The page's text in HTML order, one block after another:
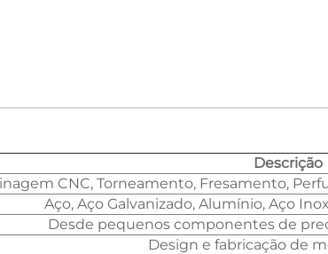
Descrição
CNC, Torneamento, Fresamento,
Aço, Aço Galvanizado, Alumínio, Aço
Desde pequenos componentes de
Design e fabricação de